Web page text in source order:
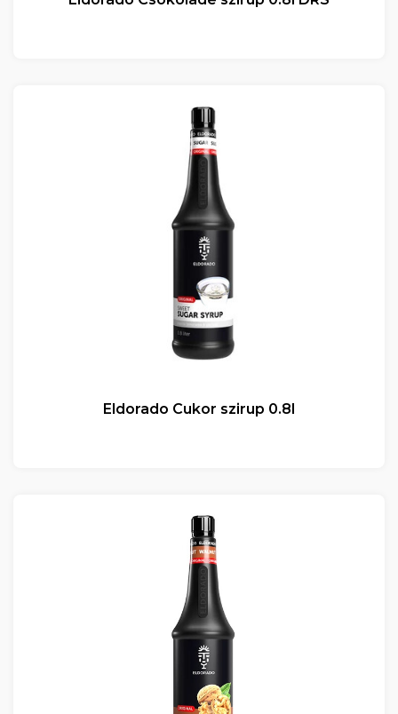
Eldorado Cukor szirup 0.8l